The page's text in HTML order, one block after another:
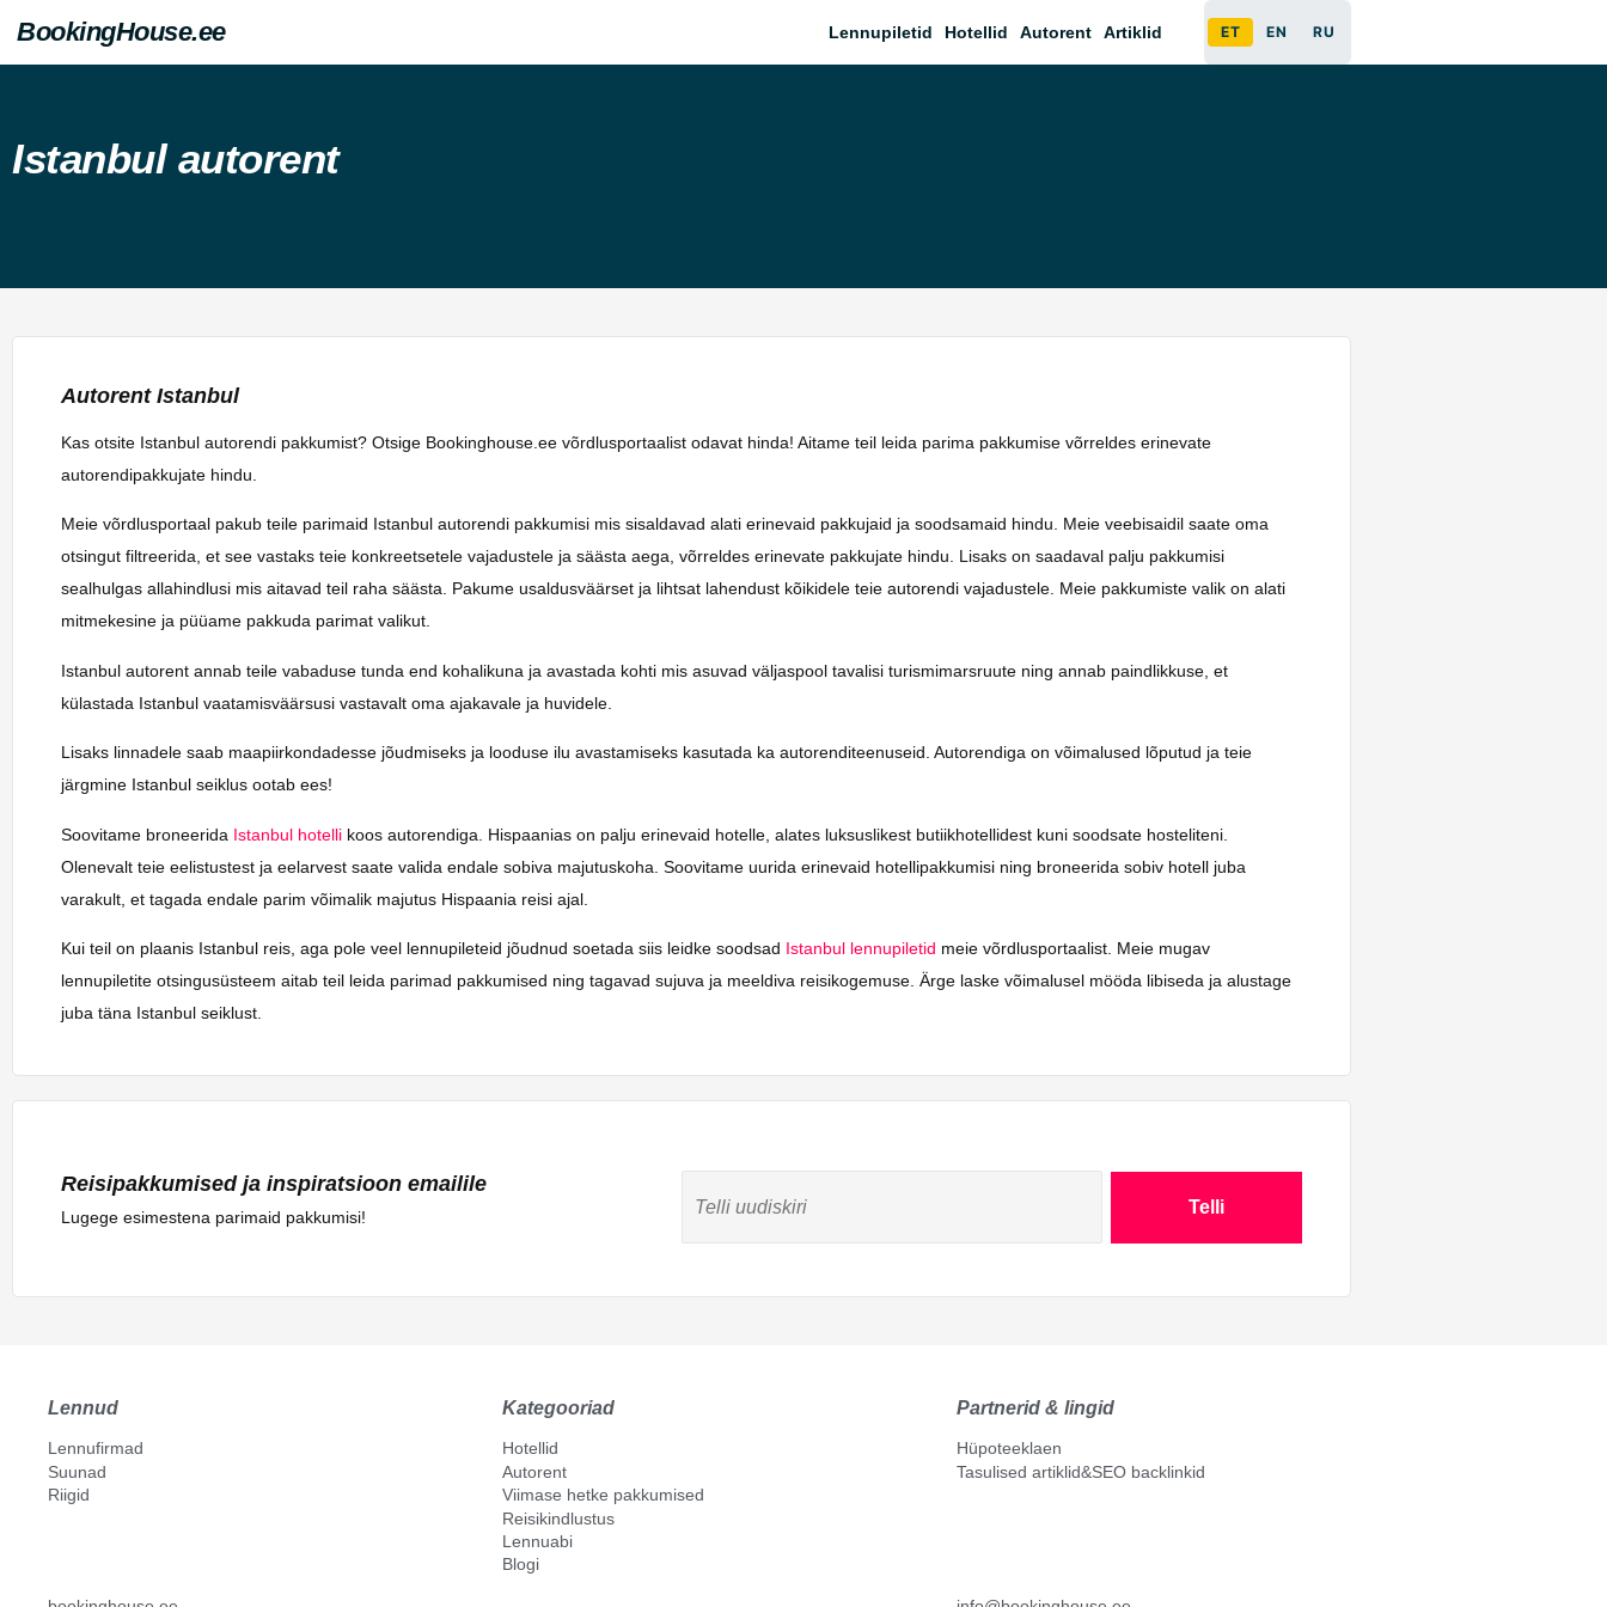
BookingHouse.ee Lennupiletid Hotellid Autorent Artiklid ET EN RU
Istanbul autorent
Autorent Istanbul
Kas otsite Istanbul autorendi pakkumist? Otsige Bookinghouse.ee võrdlusportaalist odavat hinda! Aitame teil leida parima pakkumise võrreldes erinevate
autorendipakkujate hindu.
Meie võrdlusportaal pakub teile parimaid Istanbul autorendi pakkumisi mis sisaldavad alati erinevaid pakkujaid ja soodsamaid hindu. Meie veebisaidil saate oma
otsingut filtreerida, et see vastaks teie konkreetsetele vajadustele ja säästa aega, võrreldes erinevate pakkujate hindu. Lisaks on saadaval palju pakkumisi
sealhulgas allahindlusi mis aitavad teil raha säästa. Pakume usaldusväärset ja lihtsat lahendust kõikidele teie autorendi vajadustele. Meie pakkumiste valik on alati
mitmekesine ja püüame pakkuda parimat valikut.
Istanbul autorent annab teile vabaduse tunda end kohalikuna ja avastada kohti mis asuvad väljaspool tavalisi turismimarsruute ning annab paindlikkuse, et
külastada Istanbul vaatamisväärsusi vastavalt oma ajakavale ja huvidele.
Lisaks linnadele saab maapiirkondadesse jõudmiseks ja looduse ilu avastamiseks kasutada ka autorenditeenuseid. Autorendiga on võimalused lõputud ja teie
järgmine Istanbul seiklus ootab ees!
Soovitame broneerida Istanbul hotelli koos autorendiga. Hispaanias on palju erinevaid hotelle, alates luksuslikest butiikhotellidest kuni soodsate hosteliteni.
Olenevalt teie eelistustest ja eelarvest saate valida endale sobiva majutuskoha. Soovitame uurida erinevaid hotellipakkumisi ning broneerida sobiv hotell juba
varakult, et tagada endale parim võimalik majutus Hispaania reisi ajal.
Kui teil on plaanis Istanbul reis, aga pole veel lennupileteid jõudnud soetada siis leidke soodsad Istanbul lennupiletid meie võrdlusportaalist. Meie mugav
lennupiletite otsingusüsteem aitab teil leida parimad pakkumised ning tagavad sujuva ja meeldiva reisikogemuse. Ärge laske võimalusel mööda libiseda ja alustage
juba täna Istanbul seiklust.
Reisipakkumised ja inspiratsioon emailile
Lugege esimestena parimaid pakkumisi! Telli
Lennud
Lennufirmad
Suunad
Riigid
Kategooriad
Hotellid
Autorent
Viimase hetke pakkumised
Reisikindlustus
Lennuabi
Blogi
Partnerid & lingid
Hüpoteeklaen
Tasulised artiklid&SEO backlinkid